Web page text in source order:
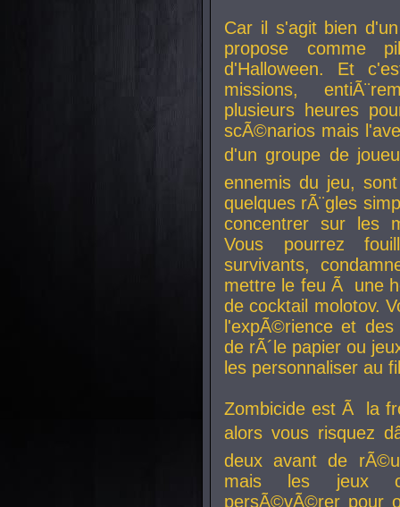
Car il s'agit bien
propose comme
d'Halloween. Et
missions,
plusieurs heures
scÃ©narios mais
d'un groupe de
ennemis du jeu,
quelques rÃ¨gles
concentrer sur les
Vous pourrez
survivants,
mettre le feu Ã une
de cocktail molotov.
l'expÃ©rience et
de rÃ´le papier ou
les personnaliser au
Zombicide est Ã la
alors vous risquez
deux avant de
mais les jeux
persÃ©vÃ©rer pour